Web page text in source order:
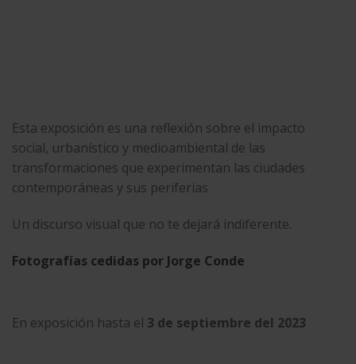
Esta exposición es una reflexión sobre el impacto
social, urbanístico y medioambiental de las
transformaciones que experimentan las ciudades
contemporáneas y sus periferias
Un discurso visual que no te dejará indiferente.
Fotografías cedidas por Jorge Conde
En exposición hasta el 3 de septiembre del 2023